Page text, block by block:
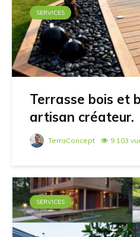
SERVICES
Terrasse bois et
artisan créateur.
TerraConcept 9 103
SERVICES